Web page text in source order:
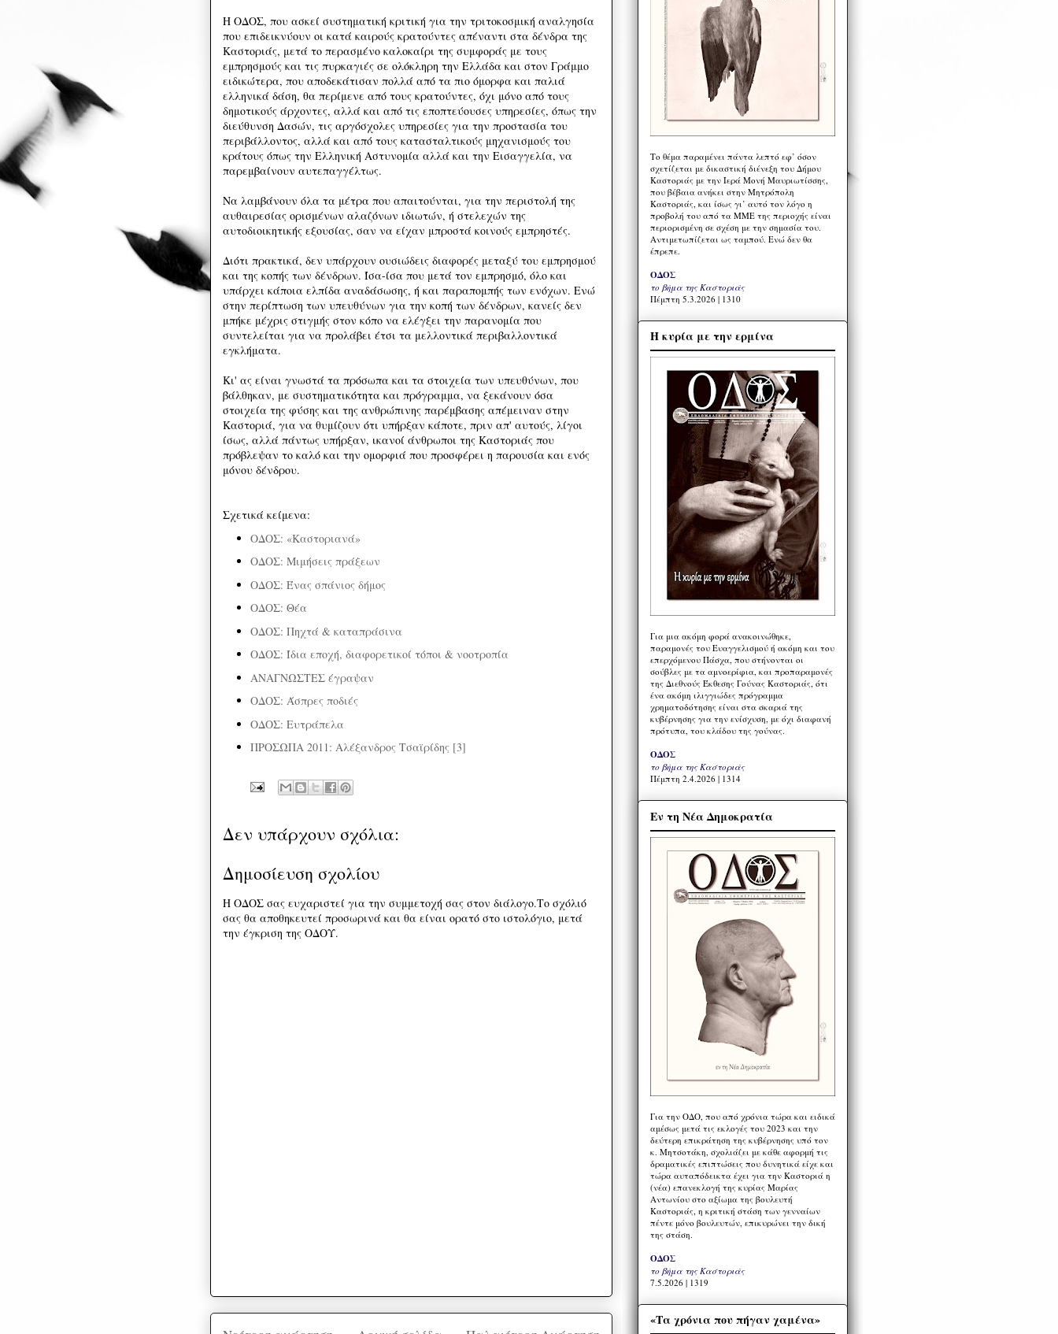
Η ΟΔΟΣ, που ασκεί συστηματική κριτική για την τριτοκοσμική αναλγησία
που επιδεικνύουν οι κατά καιρούς κρατούντες απέναντι στα δένδρα της
Καστοριάς, μετά το περασμένο καλοκαίρι της συμφοράς με τους
εμπρησμούς και τις πυρκαγιές σε ολόκληρη την Ελλάδα και στον Γράμμο
ειδικώτερα, που αποδεκάτισαν πολλά από τα πιο όμορφα και παλιά
ελληνικά δάση, θα περίμενε από τους κρατούντες, όχι μόνο από τους
δημοτικούς άρχοντες, αλλά και από τις εποπτεύουσες υπηρεσίες, όπως την
διεύθυνση Δασών, τις αργόσχολες υπηρεσίες για την προστασία του
περιβάλλοντος, αλλά και από τους κατασταλτικούς μηχανισμούς του
κράτους όπως την Ελληνική Αστυνομία αλλά και την Εισαγγελία, να
παρεμβαίνουν αυτεπαγγέλτως.
Να λαμβάνουν όλα τα μέτρα που απαιτούνται, για την περιστολή της
αυθαιρεσίας ορισμένων αλαζόνων ιδιωτών, ή στελεχών της
αυτοδιοικητικής εξουσίας, σαν να είχαν μπροστά κοινούς εμπρηστές.
Διότι πρακτικά, δεν υπάρχουν ουσιώδεις διαφορές μεταξύ του εμπρησμού
και της κοπής των δένδρων. Ίσα-ίσα που μετά τον εμπρησμό, όλο και
υπάρχει κάποια ελπίδα αναδάσωσης, ή και παραπομπής των ενόχων. Ενώ
στην περίπτωση των υπευθύνων για την κοπή των δένδρων, κανείς δεν
μπήκε μέχρις στιγμής στον κόπο να ελέγξει την παρανομία που
συντελείται για να προλάβει έτσι τα μελλοντικά περιβαλλοντικά
εγκλήματα.
Κι' ας είναι γνωστά τα πρόσωπα και τα στοιχεία των υπευθύνων, που
βάλθηκαν, με συστηματικότητα και πρόγραμμα, να ξεκάνουν όσα
στοιχεία της φύσης και της ανθρώπινης παρέμβασης απέμειναν στην
Καστοριά, για να θυμίζουν ότι υπήρξαν κάποτε, πριν απ' αυτούς, λίγοι
ίσως, αλλά πάντως υπήρξαν, ικανοί άνθρωποι της Καστοριάς που
πρόβλεψαν το καλό και την ομορφιά που προσφέρει η παρουσία και ενός
μόνου δένδρου.
Σχετικά κείμενα:
ΟΔΟΣ: «Καστοριανά»
ΟΔΟΣ: Μιμήσεις πράξεων
ΟΔΟΣ: Ένας σπάνιος δήμος
ΟΔΟΣ: Θέα
ΟΔΟΣ: Πηχτά & καταπράσινα
ΟΔΟΣ: Ίδια εποχή, διαφορετικοί τόποι & νοοτροπία
ΑΝΑΓΝΩΣΤΕΣ έγραψαν
ΟΔΟΣ: Άσπρες ποδιές
ΟΔΟΣ: Ευτράπελα
ΠΡΟΣΩΠΑ 2011: Αλέξανδρος Τσαϊρίδης [3]
Δεν υπάρχουν σχόλια:
Δημοσίευση σχολίου
Η ΟΔΟΣ σας ευχαριστεί για την συμμετοχή σας στον διάλογο.Το σχόλιό
σας θα αποθηκευτεί προσωρινά και θα είναι ορατό στο ιστολόγιο, μετά
την έγκριση της ΟΔΟΥ.
Το θέμα παραμένει πάντα λεπτό εφ’ όσον
σχετίζεται με δικαστική διένεξη του Δήμου
Καστοριάς με την Ιερά Μονή Μαυριωτίσσης,
που βέβαια ανήκει στην Μητρόπολη
Καστοριάς, και ίσως γι’ αυτό τον λόγο η
προβολή του από τα ΜΜΕ της περιοχής είναι
περιορισμένη σε σχέση με την σημασία του.
Αντιμετωπίζεται ως ταμπού. Ενώ δεν θα
έπρεπε.
ΟΔΟΣ
το βήμα της Καστοριάς
Πέμπτη 5.3.2026 | 1310
Η κυρία με την ερμίνα
Για μια ακόμη φορά ανακοινώθηκε,
παραμονές του Ευαγγελισμού ή ακόμη και του
επερχόμενου Πάσχα, που στήνονται οι
σούβλες με τα αμνοερίφια, και προπαραμονές
της Διεθνούς Έκθεσης Γούνας Καστοριάς, ότι
ένα ακόμη ιλιγγιώδες πρόγραμμα
χρηματοδότησης είναι στα σκαριά της
κυβέρνησης για την ενίσχυση, με όχι διαφανή
πρότυπα, του κλάδου της γούνας.
ΟΔΟΣ
το βήμα της Καστοριάς
Πέμπτη 2.4.2026 | 1314
Εν τη Νέα Δημοκρατία
Για την ΟΔΟ, που από χρόνια τώρα και ειδικά
αμέσως μετά τις εκλογές του 2023 και την
δεύτερη επικράτηση της κυβέρνησης υπό τον
κ. Μητσοτάκη, σχολιάζει με κάθε αφορμή τις
δραματικές επιπτώσεις που δυνητικά είχε και
τώρα αυταπόδεικτα έχει για την Καστοριά η
(νέα) επανεκλογή της κυρίας Μαρίας
Αντωνίου στο αξίωμα της βουλευτή
Καστοριάς, η κριτική στάση των γενναίων
πέντε μόνο βουλευτών, επικυρώνει την δική
της στάση.
ΟΔΟΣ
το βήμα της Καστοριάς
7.5.2026 | 1319
«Τα χρόνια που πήγαν χαμένα»